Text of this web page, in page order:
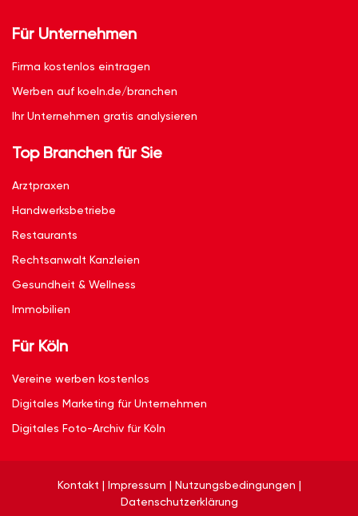
Für Unternehmen
Firma kostenlos eintragen
Werben auf koeln.de/branchen
Ihr Unternehmen gratis analysieren
Top Branchen für Sie
Arztpraxen
Handwerksbetriebe
Restaurants
Rechtsanwalt Kanzleien
Gesundheit & Wellness
Immobilien
Für Köln
Vereine werben kostenlos
Digitales Marketing für Unternehmen
Digitales Foto-Archiv für Köln
Kontakt | Impressum | Nutzungsbedingungen |
Datenschutzerklärung